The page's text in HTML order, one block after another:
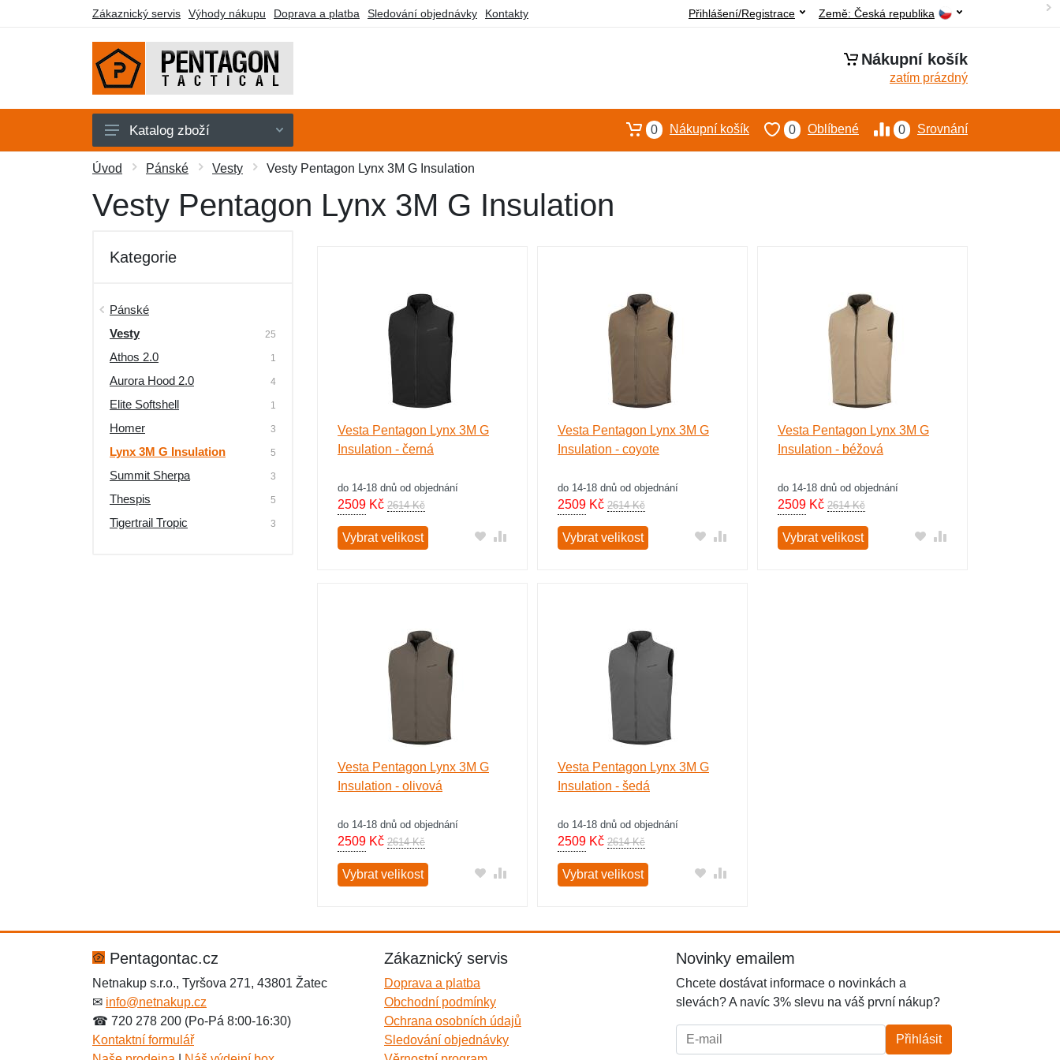
Zákaznický servis Výhody nákupu Doprava a platba Sledování objednávky Kontakty Země: Česká republika
Přihlášení/Registrace
Nákupní košík
zatím prázdný
Pánské
Dámské
Doplňky
Obuv a ponožky
Taktické vybavení
Dárkové poukazy
Výprodej
Katalog zboží 0 Srovnání
0 Oblíbené
0 Nákupní košík
Úvod Pánské Vesty Vesty Pentagon Lynx 3M G Insulation
Vesty Pentagon Lynx 3M G Insulation
Kategorie
Pánské
Vesty
25
Athos 2.0 1
Aurora Hood 2.0 4
Elite Softshell 1
Homer 3
Lynx 3M G Insulation 5
Summit Sherpa 3
Thespis 5
Tigertrail Tropic 3
Vesta Pentagon Lynx 3M G
Insulation - černá
do 14-18 dnů od objednání
2509 Kč 2614 Kč
Vybrat velikost
Vesta Pentagon Lynx 3M G
Insulation - coyote
do 14-18 dnů od objednání
2509Kč 2614 Kč
Vybrat velikost
Vesta Pentagon Lynx 3M G
Insulation - béžová
do 14-18 dnů od objednání
2509Kč 2614 Kč
Vybrat velikost
Vesta Pentagon Lynx 3M G
Insulation - olivová
do 14-18 dnů od objednání
2509 Kč 2614 Kč
Vybrat velikost
Vesta Pentagon Lynx 3M G
Insulation - šedá
do 14-18 dnů od objednání
2509Kč 2614 Kč
Vybrat velikost
Pentagontac.cz
Netnakup s.r.o., Tyršova 271, 43801 Žatec
✉ info@netnakup.cz
☎ 720 278 200 (Po-Pá 8:00-16:30)
Kontaktní formulář
Zákaznický servis
Doprava a platba
Obchodní podmínky
Ochrana osobních údajů
Sledování objednávky
Novinky emailem
Chcete dostávat informace o novinkách a
slevách? A navíc 3% slevu na váš první nákup?
E-mail: Přihlásit